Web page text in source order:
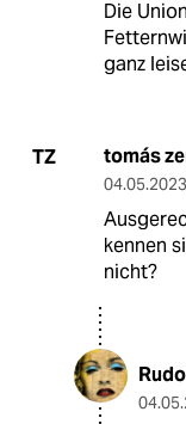
Die
ganz
TZ tomás
04.05.2023
kennen
nicht?